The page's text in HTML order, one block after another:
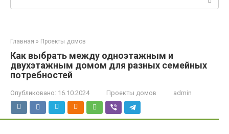
Главная » Проекты домов
Как выбрать между одноэтажным и
двухэтажным домом для разных семейных
потребностей
Опубликовано: 16.10.2024 Проекты домов admin